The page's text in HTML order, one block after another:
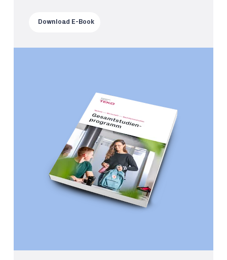
Download E-Book